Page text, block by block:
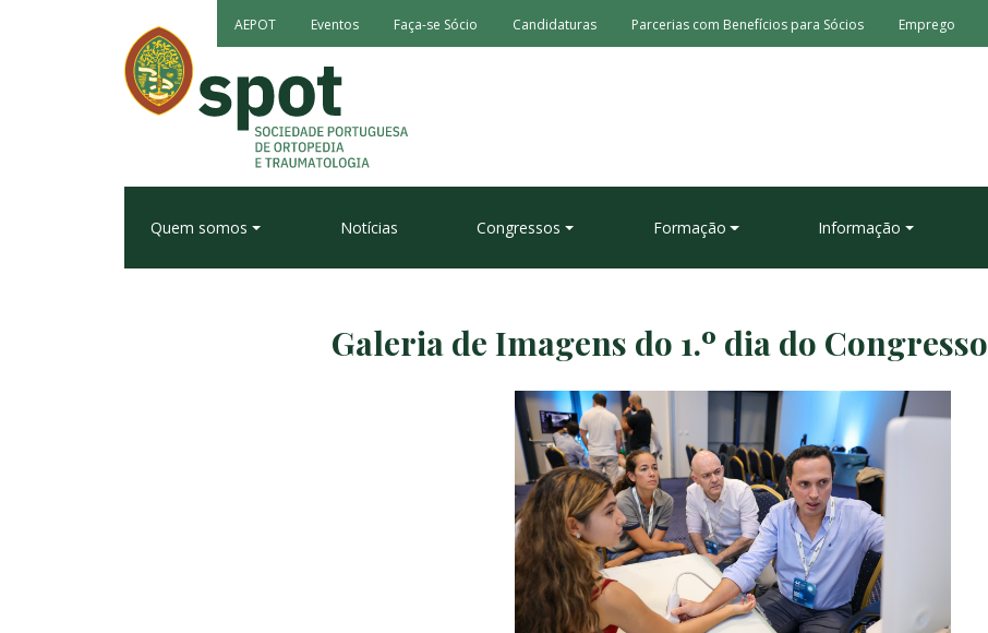
AEPOT Eventos Faça-se Sócio Candidaturas Parcerias com Benefícios para Sócios Emprego
Quem somos Notícias Congressos Formação Informação
Galeria de Imagens do 1.º dia do Congresso